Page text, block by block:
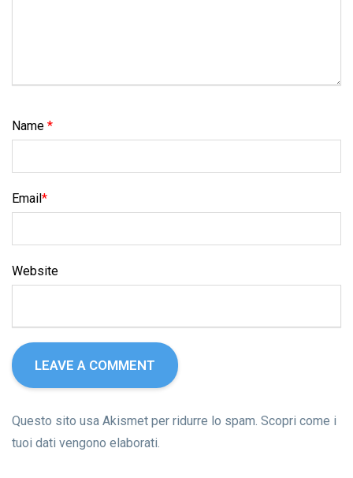
Name *
Email*
Website
Questo sito usa Akismet per ridurre lo spam. Scopri come i
tuoi dati vengono elaborati